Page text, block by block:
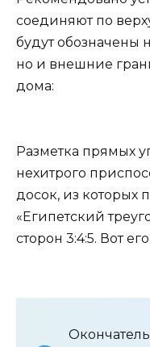
соединяют по
будут обозначены
но и внешние
дома:
Разметка прямых
нехитрого
досок, из которых
«Египетский
сторон 3:4:5. Вот